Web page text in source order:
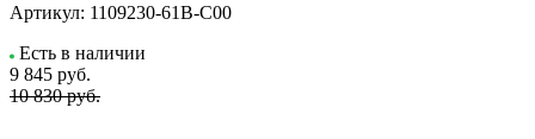
Артикул: 1109230-61B-C00
Есть в наличии
9 845 руб.
10 830 руб.